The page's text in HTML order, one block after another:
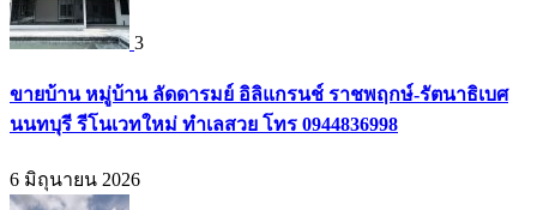
3
ขายบ้าน หมู่บ้าน ลัดดารมย์ อิลิแกรนช์ ราชพฤกษ์-รัตนาธิเบศ
นนทบุรี รีโนเวทใหม่ ทำเลสวย โทร 0944836998
6 มิถุนายน 2026